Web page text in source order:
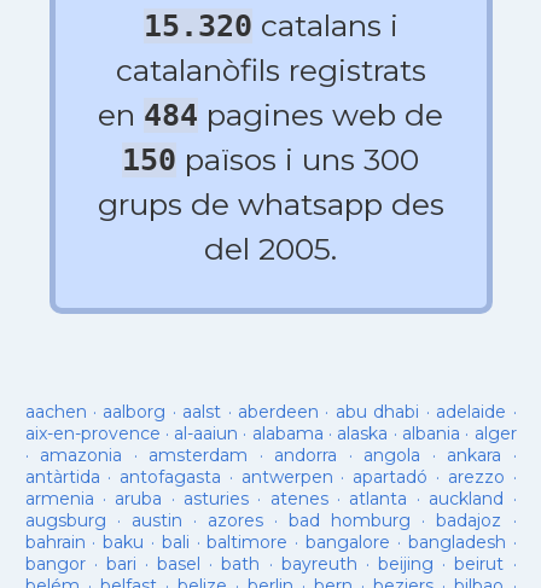
15.320 catalans i
catalanòfils registrats
en 484 pagines web de
150 països i uns 300
grups de whatsapp des
del 2005.
aachen · aalborg · aalst · aberdeen · abu dhabi · adelaide ·
aix-en-provence · al-aaiun · alabama · alaska · albania · alger
· amazonia · amsterdam · andorra · angola · ankara ·
antàrtida · antofagasta · antwerpen · apartadó · arezzo ·
armenia · aruba · asturies· atenes· atlanta · auckland ·
augsburg · austin · azores·bad homburg ·badajoz ·
bahrain ·baku · bali ·baltimore ·bangalore · bangladesh ·
bangor· bari ·basel ·bath · bayreuth ·beijing ·beirut ·